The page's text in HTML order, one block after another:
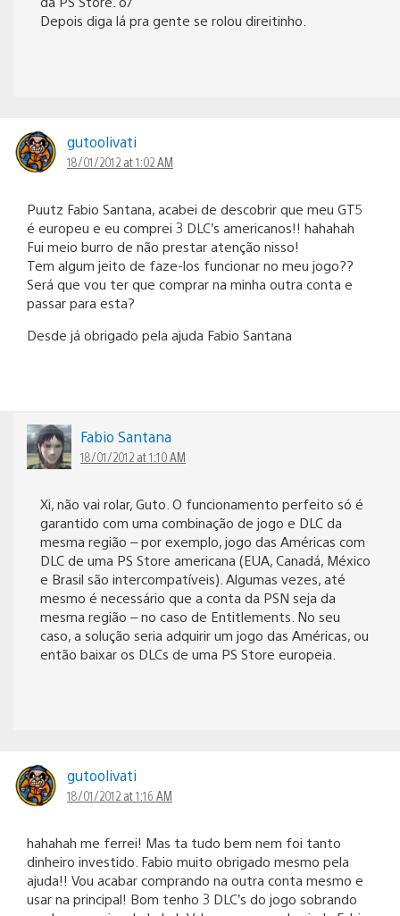
Depois diga lá pra gente se rolou direitinho.
gutoolivati
18/01/2012 at 1:02 AM
Puutz Fabio Santana, acabei de descobrir que meu GT5
é europeu e eu comprei 3 DLC’s americanos!! hahahah
Fui meio burro de não prestar atenção nisso!
Tem algum jeito de faze-los funcionar no meu jogo??
Será que vou ter que comprar na minha outra conta e
passar para esta?
Desde já obrigado pela ajuda Fabio Santana
Fabio Santana
18/01/2012 at 1:10 AM
Xi, não vai rolar, Guto. O funcionamento perfeito só é
garantido com uma combinação de jogo e DLC da
mesma região – por exemplo, jogo das Américas com
DLC de uma PS Store americana (EUA, Canadá, México
e Brasil são intercompatíveis). Algumas vezes, até
mesmo é necessário que a conta da PSN seja da
mesma região – no caso de Entitlements. No seu
caso, a solução seria adquirir um jogo das Américas, ou
então baixar os DLCs de uma PS Store europeia.
gutoolivati
18/01/2012 at 1:16 AM
hahahah me ferrei! Mas ta tudo bem nem foi tanto
dinheiro investido. Fabio muito obrigado mesmo pela
ajuda!! Vou acabar comprando na outra conta mesmo e
usar na principal! Bom tenho 3 DLC’s do jogo sobrando